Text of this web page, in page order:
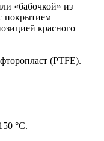
«бабочкой» из
покрытием
красного
(PTFE).
°С.